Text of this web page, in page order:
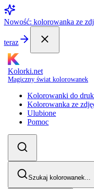
Nowość: kolorowanka ze
teraz
Kolorki.net
Magiczny świat kolorowanek
Kolorowanki do
Kolorowanka ze
Ulubione
Pomoc
Szukaj kolorowanek...